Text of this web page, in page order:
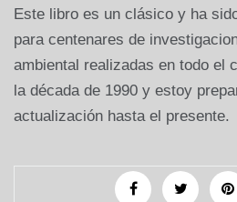
Este libro es un clásico y ha
para centenares de
ambiental realizadas en todo el
la década de 1990 y estoy
actualización hasta el presente.